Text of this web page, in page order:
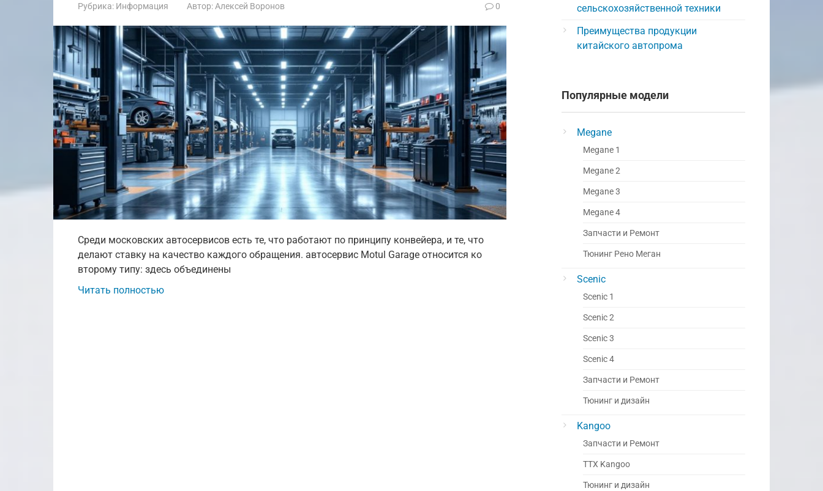
Рубрика: Информация Автор: Алексей Воронов 0
Среди московских автосервисов есть те, что работают по принципу конвейера, и те, что
делают ставку на качество каждого обращения. автосервис Motul Garage относится ко
второму типу: здесь объединены
Читать полностью
сельскохозяйственной техники
Преимущества продукции
китайского автопрома
Популярные модели
Megane
Megane 1
Megane 2
Megane 3
Megane 4
Запчасти и Ремонт
Тюнинг Рено Меган
Scenic
Scenic 1
Scenic 2
Scenic 3
Scenic 4
Запчасти и Ремонт
Тюнинг и дизайн
Kangoo
Запчасти и Ремонт
ТТХ Kangoo
Тюнинг и дизайн